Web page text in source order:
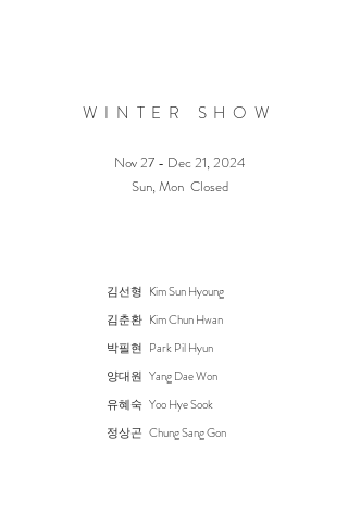
WINTER SHOW
Nov 27 - Dec 21, 2024
​Sun, Mon Closed
김선형 Kim Sun Hyoung
김춘환 Kim Chun Hwan
박필현 Park Pil Hyun
양대원 Yang Dae Won
유혜숙 Yoo Hye Sook
정상곤 Chung Sang Gon